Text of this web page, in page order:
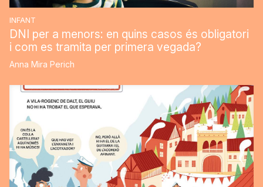
INFANT
DNI per a menors: en quins casos és obligatori
i com es tramita per primera vegada?
Anna Mira Perich